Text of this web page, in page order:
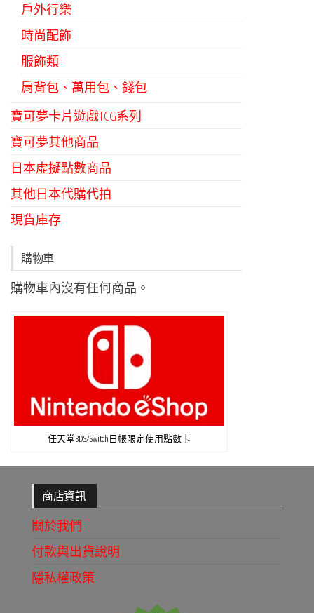
戶外行樂
時尚配飾
服飾類
肩背包、萬用包、錢包
寶可夢卡片遊戲TCG系列
寶可夢其他商品
日本虛擬點數商品
其他日本代購代拍
現貨庫存
購物車
購物車內沒有任何商品。
任天堂3DS/Switch日帳限定使用點數卡
商店資訊
關於我們
付款與出貨說明
隱私權政策